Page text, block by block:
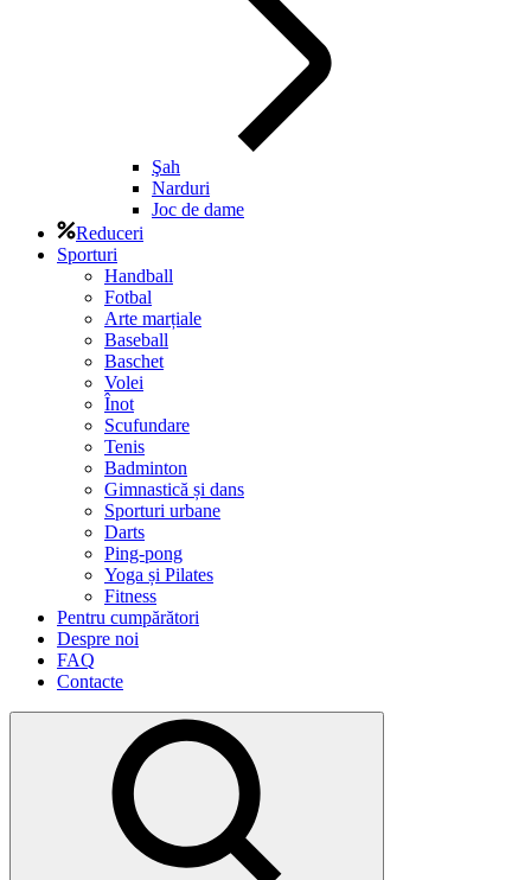
Şah
Narduri
Joc de dame
Reduceri
Sporturi
Handball
Fotbal
Arte marțiale
Baseball
Baschet
Volei
Înot
Scufundare
Tenis
Badminton
Gimnastică și dans
Sporturi urbane
Darts
Ping-pong
Yoga și Pilates
Fitness
Pentru cumpărători
Despre noi
FAQ
Contacte